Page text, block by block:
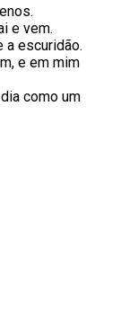
e vem.
a escuridão.
e em mim
como um